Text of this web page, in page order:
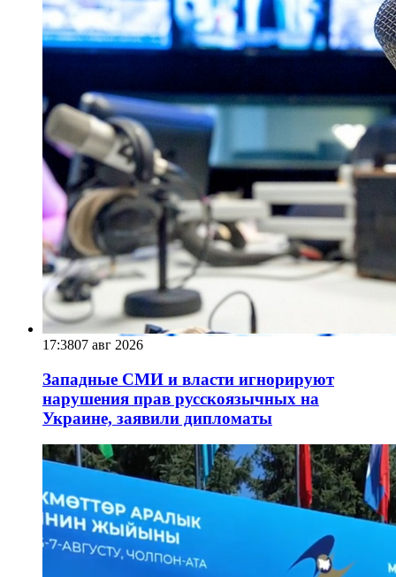
17:3807 авг 2026
Западные СМИ и власти игнорируют
нарушения прав русскоязычных на
Украине, заявили дипломаты